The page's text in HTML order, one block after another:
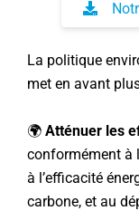
La politique
met en avant
🌍 Atténuer les
conformément à
à l’efficacité
carbone, et au